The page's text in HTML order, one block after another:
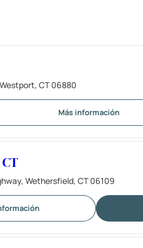
CT 06880
Más información
Wethersfield, CT 06109